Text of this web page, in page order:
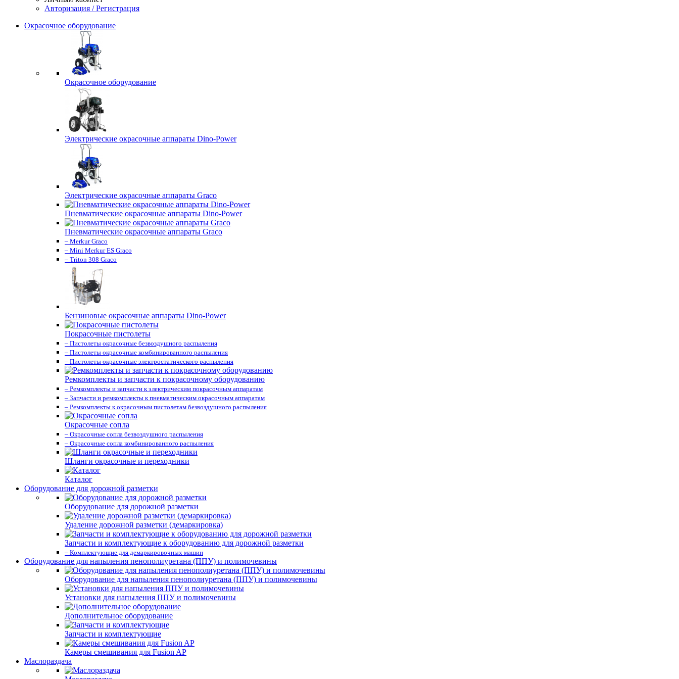
Авторизация / Регистрация
Окрасочное оборудование
Окрасочное оборудование
Электрические окрасочные аппараты Dino-Power
Электрические окрасочные аппараты Graco
Пневматические окрасочные аппараты Dino-Power
Пневматические окрасочные аппараты Graco
– Merkur Graco
– Mini Merkur ES Graco
– Triton 308 Graco
Бензиновые окрасочные аппараты Dino-Power
Покрасочные пистолеты
– Пистолеты окрасочные безвоздушного распыления
– Пистолеты окрасочные комбинированного распыления
– Пистолеты окрасочные электростатического распыления
Ремкомплекты и запчасти к покрасочному оборудованию
– Ремкомплекты и запчасти к электрическим покрасочным аппаратам
– Запчасти и ремкомплекты к пневматическим окрасочным аппаратам
– Ремкомплекты к окрасочным пистолетам безвоздушного распыления
Окрасочные сопла
– Окрасочные сопла безвоздушного распыления
– Окрасочные сопла комбинированного распыления
Шланги окрасочные и переходники
Каталог
Оборудование для дорожной разметки
Оборудование для дорожной разметки
Удаление дорожной разметки (демаркировка)
Запчасти и комплектующие к оборудованию для дорожной разметки
– Комплектующие для демаркировочных машин
Оборудование для напыления пенополиуретана (ППУ) и полимочевины
Оборудование для напыления пенополиуретана (ППУ) и полимочевины
Установки для напыления ППУ и полимочевины
Дополнительное оборудование
Запчасти и комплектующие
Камеры смешивания для Fusion AP
Маслораздача